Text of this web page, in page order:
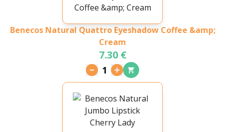
Benecos Natural Quattro Eyeshadow Coffee &amp;
Cream
7.30 €
1